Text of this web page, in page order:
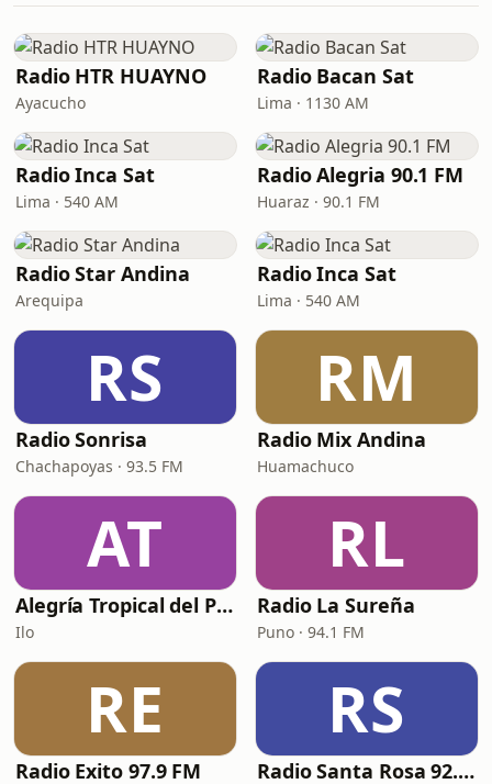
Radio HTR HUAYNO
Ayacucho
Radio Bacan Sat
Lima · 1130 AM
Radio Inca Sat
Lima · 540 AM
Radio Alegria 90.1 FM
Huaraz · 90.1 FM
Radio Star Andina
Arequipa
Radio Inca Sat
Lima · 540 AM
RS
Radio Sonrisa
Chachapoyas · 93.5 FM
RM
Radio Mix Andina
Huamachuco
AT
Alegría Tropical del Perú
Ilo
RL
Radio La Sureña
Puno · 94.1 FM
RE
Radio Exito 97.9 FM
RS
Radio Santa Rosa 92.5 FM